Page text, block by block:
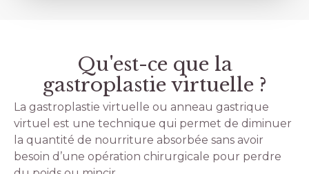
Qu'est-ce que la
gastroplastie virtuelle ?
La gastroplastie virtuelle ou anneau gastrique
virtuel est une technique qui permet de diminuer
la quantité de nourriture absorbée sans avoir
besoin d’une opération chirurgicale pour perdre